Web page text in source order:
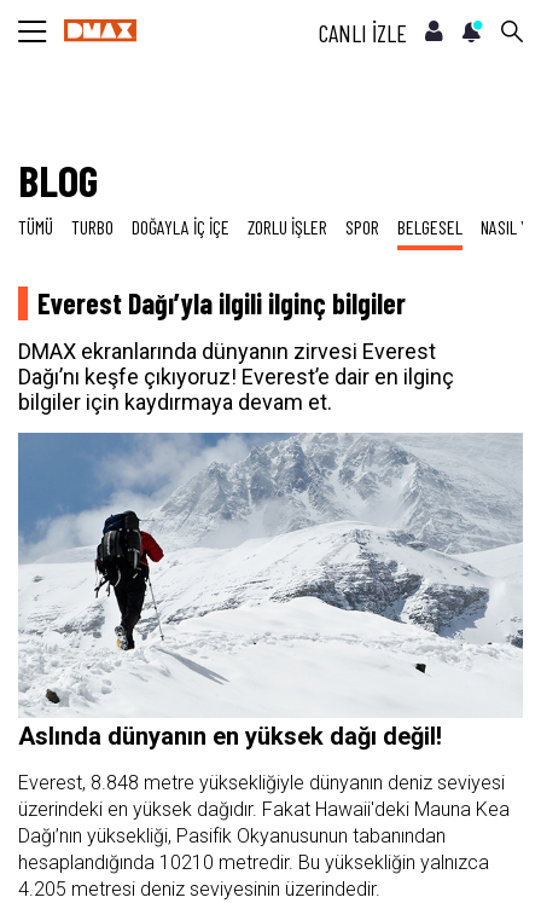
CANLI İZLE
BLOG
TÜMÜ TURBO DOĞAYLA İÇ İÇE ZORLU İŞLER SPOR BELGESEL NASIL
Everest Dağı’yla ilgili ilginç bilgiler
DMAX ekranlarında dünyanın zirvesi Everest
Dağı’nı keşfe çıkıyoruz! Everest’e dair en ilginç
bilgiler için kaydırmaya devam et.
Aslında dünyanın en yüksek dağı değil!
Everest, 8.848 metre yüksekliğiyle dünyanın deniz seviyesi
üzerindeki en yüksek dağıdır. Fakat Hawaii'deki Mauna Kea
Dağı’nın yüksekliği, Pasifik Okyanusunun tabanından
hesaplandığında 10210 metredir. Bu yüksekliğin yalnızca
4.205 metresi deniz seviyesinin üzerindedir.